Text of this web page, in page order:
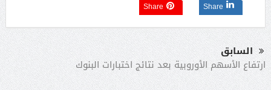
Share
Share
السابق
ارتفاع الأسهم الأوروبية بعد نتائج اختبارات البنوك